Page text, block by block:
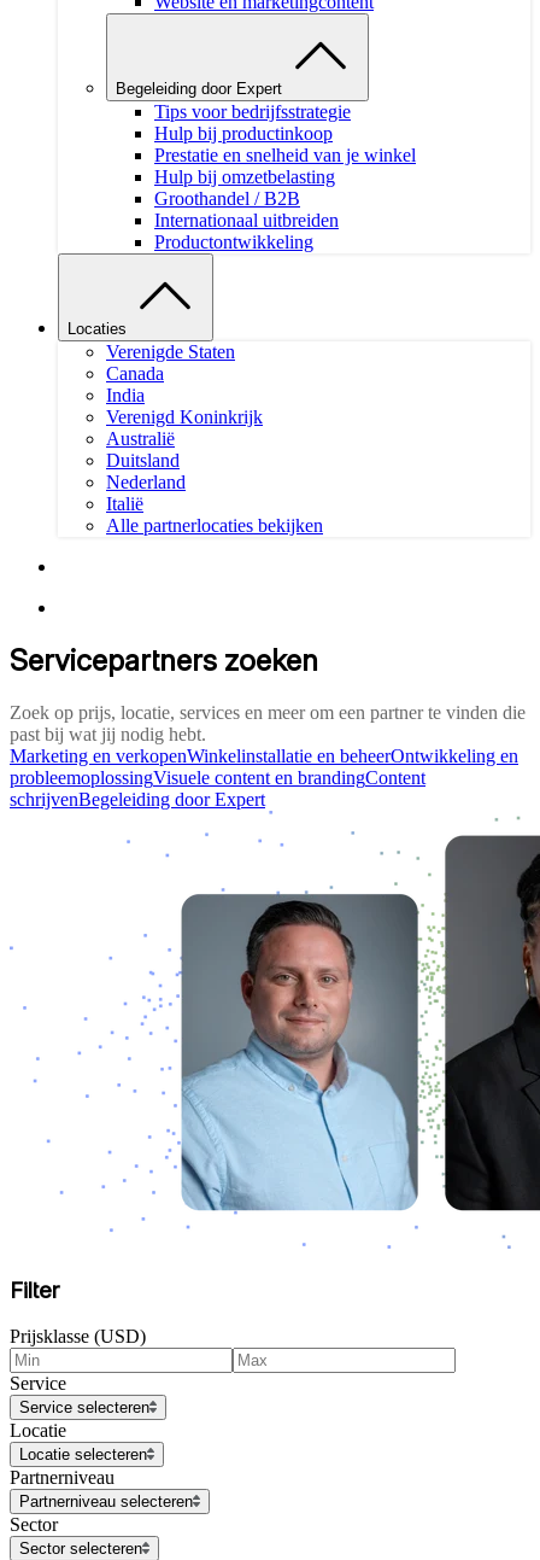
Begeleiding door Expert
Tips voor bedrijfsstrategie
Hulp bij productinkoop
Prestatie en snelheid van je winkel
Hulp bij omzetbelasting
Groothandel / B2B
Internationaal uitbreiden
Productontwikkeling
Locaties
Verenigde Staten
Canada
India
Verenigd Koninkrijk
Australië
Duitsland
Nederland
Italië
Alle partnerlocaties bekijken
Servicepartners zoeken
Zoek op prijs, locatie, services en meer om een partner te vinden die
past bij wat jij nodig hebt.
Marketing en verkopenWinkelinstallatie en beheerOntwikkeling en
probleemoplossingVisuele content en brandingContent
schrijvenBegeleiding door Expert
Filter
Prijsklasse (USD)
Service
Service selecteren
Locatie
Locatie selecteren
Partnerniveau
Partnerniveau selecteren
Sector
Sector selecteren